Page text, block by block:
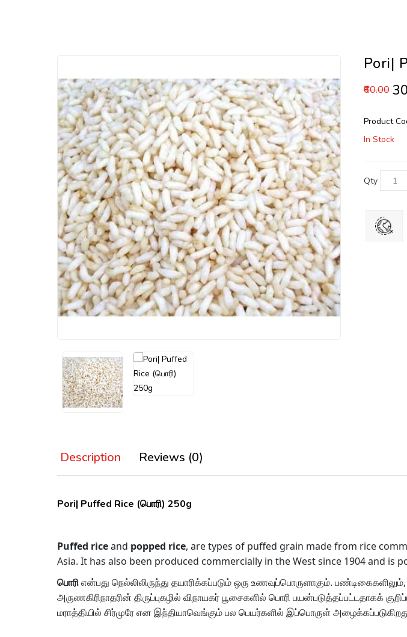
Pori|
₹60.00
Product
In Stock
Qty
Description Reviews (0)
Pori| Puffed Rice (பொரி) 250g
Puffed riceand popped rice, are types of puffed grain made from rice
Asia. It has also been produced commercially in the West since 1904 and is
பொரிஎன்பது நெல்லிலிருந்து தயாரிக்கப்படும் ஒரு உணவுப்பொருளாகும்.
அருணகிரிநாதரின் திருப்புகழில் விநாயகர் பூசைகளில் பொரி பயன்படுத்தப்பட்டதாகக்
மராத்தியில் சிர்முரே என இந்தியாவெங்கும் பல பெயர்களில் இப்பொருள்